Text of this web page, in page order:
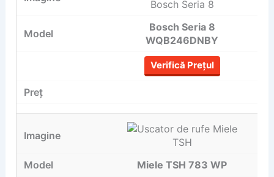
Bosch Seria 8
WQB246DNBY
Verifică Prețul
Miele TSH 783 WP